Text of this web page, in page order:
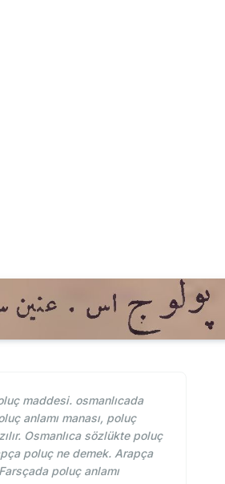
maddesi. osmanlıcada
anlamı manası, poluç
Osmanlıca sözlükte poluç
poluç ne demek. Arapça
poluç anlamı